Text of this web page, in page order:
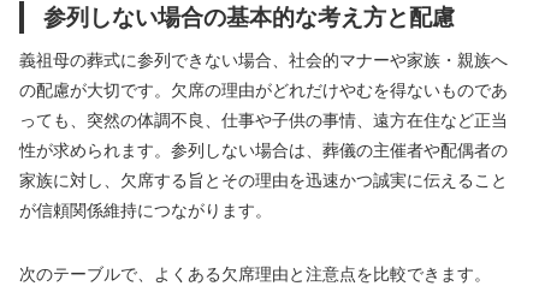
参列しない場合の基本的な考え方と配慮
義祖母の葬式に参列できない場合、社会的マナーや家族・親族へ
の配慮が大切です。欠席の理由がどれだけやむを得ないものであ
っても、突然の体調不良、仕事や子供の事情、遠方在住など正当
性が求められます。参列しない場合は、葬儀の主催者や配偶者の
家族に対し、欠席する旨とその理由を迅速かつ誠実に伝えること
が信頼関係維持につながります。
次のテーブルで、よくある欠席理由と注意点を比較できます。